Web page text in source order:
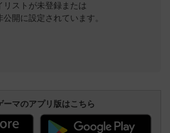
リストが未登録または
公開に設定されています。
ーマのアプリ版はこちら